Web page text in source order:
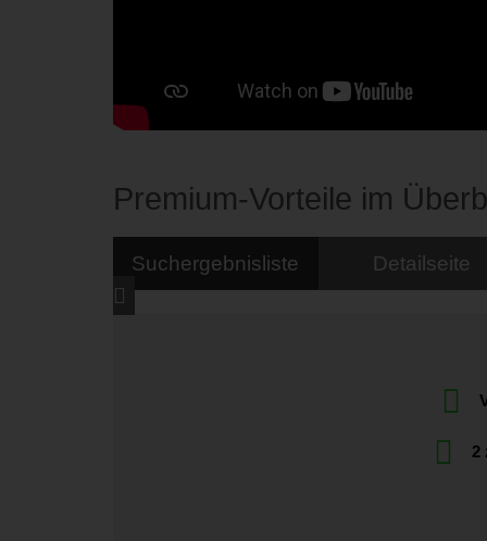
Premium-Vorteile im
Suchergebnisliste Detailseite
2